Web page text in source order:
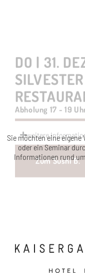
weitere
Zum Sushi B.
Sie möchten eine eigene
oder ein Seminar
Informationen rund